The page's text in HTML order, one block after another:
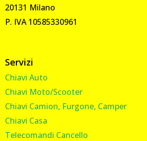
20131 Milano
P. IVA 10585330961
Servizi
Chiavi Auto
Chiavi Moto/Scooter
Chiavi Camion, Furgone, Camper
Chiavi Casa
Telecomandi Cancello